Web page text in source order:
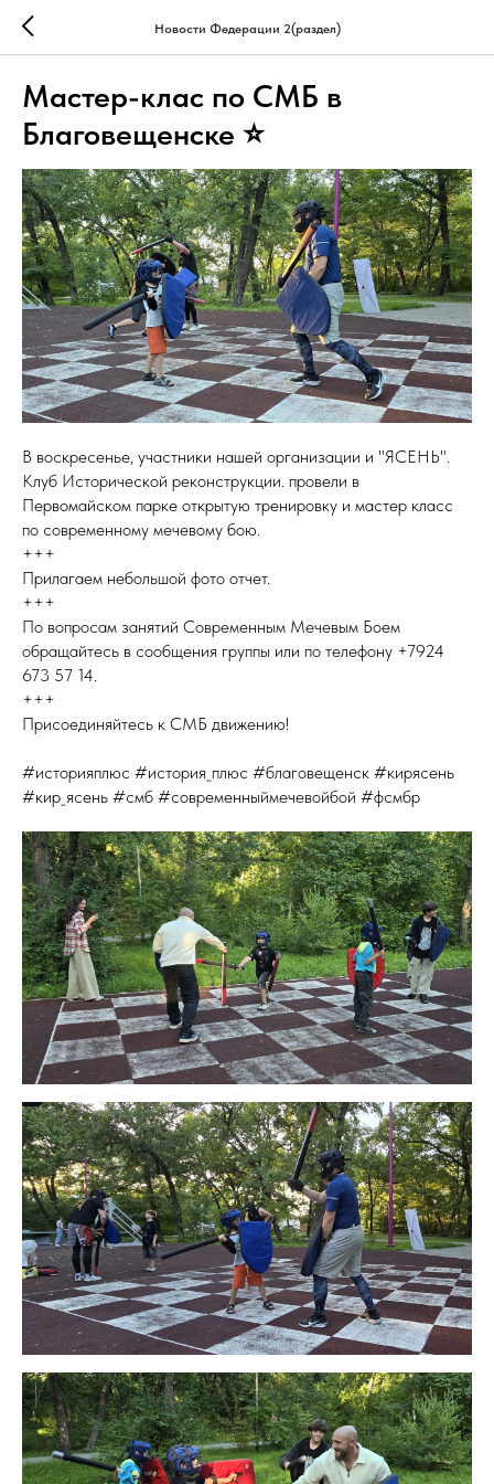
Новости Федерации 2(раздел)
Мастер-клас по СМБ в
Благовещенске ⭐
В воскресенье, участники нашей организации и "ЯСЕНЬ".
Клуб Исторической реконструкции. провели в
Первомайском парке открытую тренировку и мастер класс
по современному мечевому бою.
+++
Прилагаем небольшой фото отчет.
+++
По вопросам занятий Современным Мечевым Боем
обращайтесь в сообщения группы или по телефону +7924
673 57 14.
+++
Присоединяйтесь к СМБ движению!
#историяплюс #история_плюс #благовещенск #кирясень
#кир_ясень #смб #современныймечевойбой #фсмбр